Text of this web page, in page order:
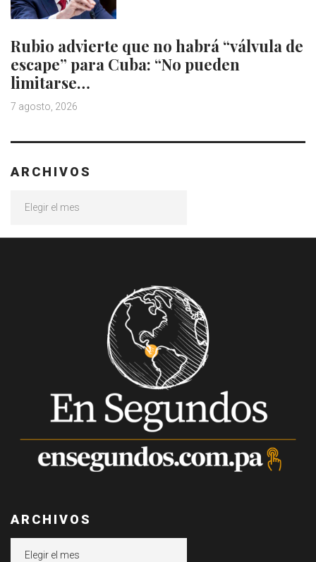
Rubio advierte que no habrá “válvula de
escape” para Cuba: “No pueden
limitarse…
7 agosto, 2026
ARCHIVOS
ARCHIVOS